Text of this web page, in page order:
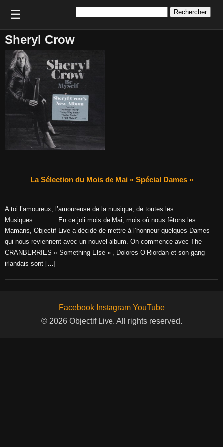
☰
Sheryl Crow
La Sélection du Mois de Mai « Spécial Dames »
A toi l’amoureux, l’amoureuse de la musique, de toutes les
Musiques……….. En ce joli mois de Mai, mois où nous fêtons les
Mamans, Objectif Live a décidé de mettre à l’honneur quelques Dames
qui nous reviennent avec un nouvel album. On commence avec The
CRANBERRIES « Something Else » , Dolores O’Riordan et son gang
irlandais sont […]
Facebook Instagram YouTube
© 2026 Objectif Live. All rights reserved.